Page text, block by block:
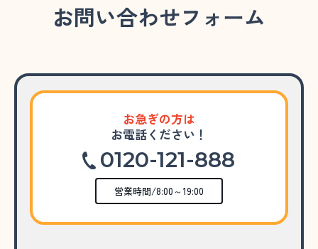
お問い合わせフォーム
お急ぎの方は
お電話ください！
0120-121-888
営業時間/8:00～19:00